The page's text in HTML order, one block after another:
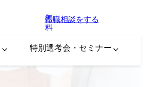
無
料
転職相談をする
特別選考会・セミナー